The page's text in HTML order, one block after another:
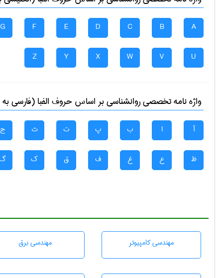
A
B
C
D
E
F
G
U
V
W
X
Y
Z
واژه نامه تخصصیروانشناسیبر اساس حروف الفبا (فارسی
آ ا ب پ ت ث ج
ظ ع غ ف ق ک
مهندسی كامپيوتر مهندسی برق